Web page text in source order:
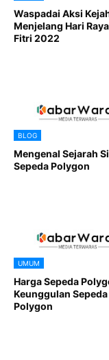
Waspadai Aksi
Menjelang Hari
Fitri 2022
BLOG
Mengenal Sejarah
Sepeda Polygon
UMUM
Harga Sepeda
Keunggulan Sepeda
Polygon